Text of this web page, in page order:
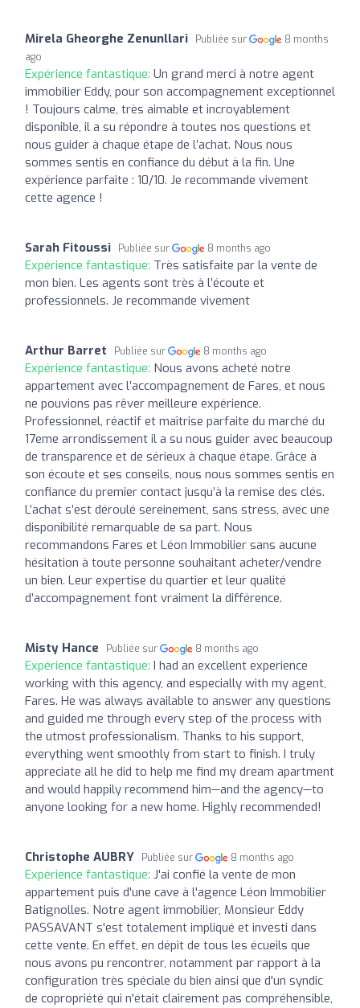
Mirela Gheorghe Zenunllari Publiée sur
8 months
ago
Expérience fantastique: Un grand merci à notre agent
immobilier Eddy, pour son accompagnement exceptionnel
! Toujours calme, très aimable et incroyablement
disponible, il a su répondre à toutes nos questions et
nous guider à chaque étape de l’achat. Nous nous
sommes sentis en confiance du début à la fin. Une
expérience parfaite : 10/10. Je recommande vivement
cette agence !
Sarah Fitoussi Publiée sur 8 months ago
Expérience fantastique: Très satisfaite par la vente de
mon bien. Les agents sont très à l’écoute et
professionnels. Je recommande vivement
Arthur Barret Publiée sur 8 months ago
Expérience fantastique: Nous avons acheté notre
appartement avec l’accompagnement de Fares, et nous
ne pouvions pas rêver meilleure expérience.
Professionnel, réactif et maîtrise parfaite du marché du
17eme arrondissement il a su nous guider avec beaucoup
de transparence et de sérieux à chaque étape. Grâce à
son écoute et ses conseils, nous nous sommes sentis en
confiance du premier contact jusqu’à la remise des clés.
L’achat s’est déroulé sereinement, sans stress, avec une
disponibilité remarquable de sa part. Nous
recommandons Fares et Léon Immobilier sans aucune
hésitation à toute personne souhaitant acheter/vendre
un bien. Leur expertise du quartier et leur qualité
d’accompagnement font vraiment la différence.
Misty Hance Publiée sur 8 months ago
Expérience fantastique: I had an excellent experience
working with this agency, and especially with my agent,
Fares. He was always available to answer any questions
and guided me through every step of the process with
the utmost professionalism. Thanks to his support,
everything went smoothly from start to finish. I truly
appreciate all he did to help me find my dream apartment
and would happily recommend him—and the agency—to
anyone looking for a new home. Highly recommended!
Christophe AUBRY Publiée sur 8 months ago
Expérience fantastique: J'ai confié la vente de mon
appartement puis d'une cave à l'agence Léon Immobilier
Batignolles. Notre agent immobilier, Monsieur Eddy
PASSAVANT s'est totalement impliqué et investi dans
cette vente. En effet, en dépit de tous les écueils que
nous avons pu rencontrer, notamment par rapport à la
configuration très spéciale du bien ainsi que d'un syndic
de copropriété qui n'était clairement pas compréhensible,